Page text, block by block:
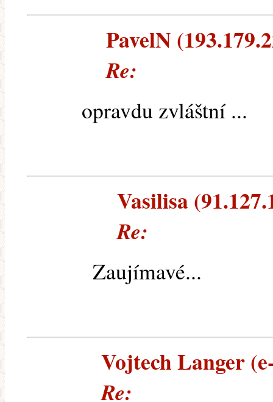
PavelN
Re:
opravdu zvláštní ...
Vasilisa
Re:
Zaujímavé...
Vojtech Langer
Re: